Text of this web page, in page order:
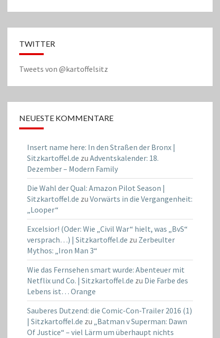
TWITTER
Tweets von @kartoffelsitz
NEUESTE KOMMENTARE
Insert name here: In den Straßen der Bronx |
Sitzkartoffel.de zu Adventskalender: 18.
Dezember – Modern Family
Die Wahl der Qual: Amazon Pilot Season |
Sitzkartoffel.de zu Vorwärts in die Vergangenheit:
„Looper“
Excelsior! (Oder: Wie „Civil War“ hielt, was „BvS“
versprach…) | Sitzkartoffel.de zu Zerbeulter
Mythos: „Iron Man 3“
Wie das Fernsehen smart wurde: Abenteuer mit
Netflix und Co. | Sitzkartoffel.de zu Die Farbe des
Lebens ist… Orange
Sauberes Dutzend: die Comic-Con-Trailer 2016 (1)
| Sitzkartoffel.de zu „Batman v Superman: Dawn
Of Justice“ – viel Lärm um überhaupt nichts